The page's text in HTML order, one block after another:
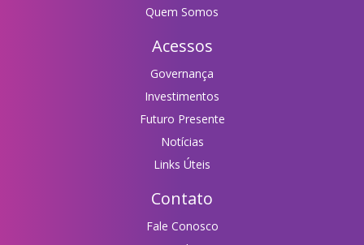
Quem Somos
Acessos
Governança
Investimentos
Futuro Presente
Notícias
Links Úteis
Contato
Fale Conosco